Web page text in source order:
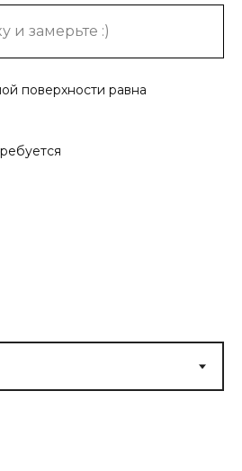
поверхности равна